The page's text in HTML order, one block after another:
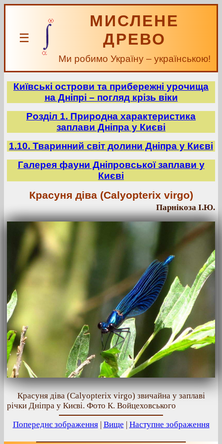
☰
МИСЛЕНЕ
ДРЕВО
Ми робимо Україну – українською!
Київські острови та прибережні урочища
на Дніпрі – погляд крізь віки
Розділ 1. Природна характеристика
заплави Дніпра у Києві
1.10. Тваринний світ долини Дніпра у Києві
Галерея фауни Дніпровської заплави у
Києві
Красуня діва (Calyopterix virgo)
Парнікоза І.Ю.
Красуня діва (Calyopterix virgo) звичайна у заплаві
річки Дніпра у Києві. Фото К. Войцеховського
Попереднє зображення| Вище | Наступне зображення